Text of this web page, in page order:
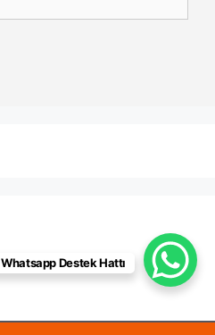
Whatsapp Destek Hattı